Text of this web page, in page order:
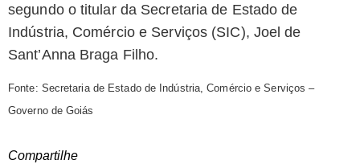
segundo o titular da Secretaria de Estado de
Indústria, Comércio e Serviços (SIC), Joel de
Sant’Anna Braga Filho.
Fonte: Secretaria de Estado de Indústria, Comércio e Serviços –
Governo de Goiás
Compartilhe